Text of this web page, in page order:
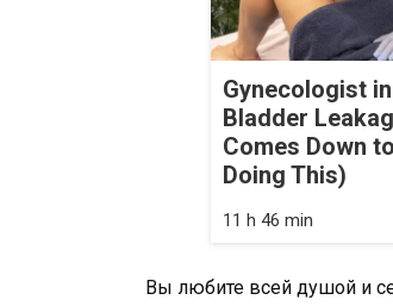
Gynecologist
Bladder
Comes Down
Doing This)
11 h 46 min
Вы любите всей душой и